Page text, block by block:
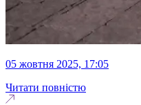
05 жовтня 2025, 17:05
Читати повністю